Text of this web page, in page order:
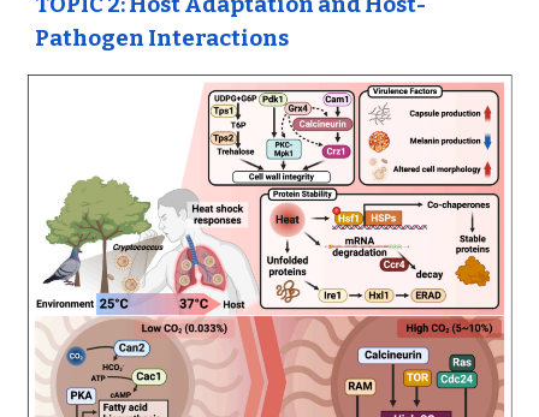
Pathogen Interactions